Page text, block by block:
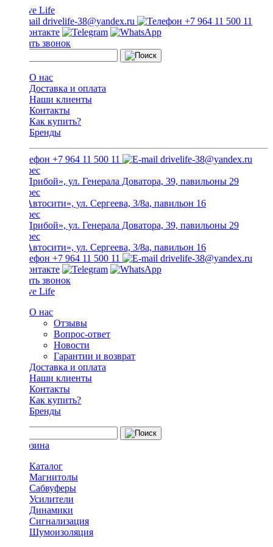
drivelife-38@yandex.ru +7 964 11 500 11
Заказать звонок
О нас
Доставка и оплата
Наши клиенты
Контакты
Как купить?
Бренды
+7 964 11 500 11 drivelife-38@yandex.ru
ТЦ «Прибой», ул. Генерала Доватора, 39, павильоны 29
ТЦ «Автосити», ул. Сергеева, 3/8а, павильон 16
ТЦ «Прибой», ул. Генерала Доватора, 39, павильоны 29
ТЦ «Автосити», ул. Сергеева, 3/8а, павильон 16
+7 964 11 500 11
drivelife-38@yandex.ru
Заказать звонок
О нас
Отзывы
Вопрос-ответ
Новости
Гарантии и возврат
Доставка и оплата
Наши клиенты
Контакты
Как купить?
Бренды
Каталог
Магнитолы
Сабвуферы
Усилители
Динамики
Сигнализация
Шумоизоляция